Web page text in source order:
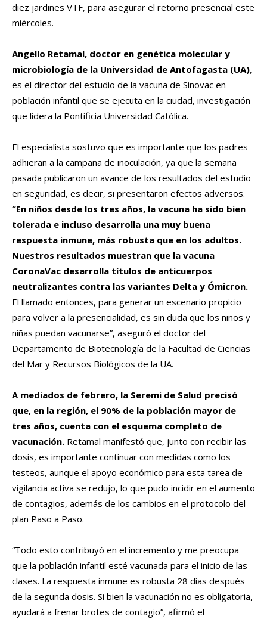
diez jardines VTF, para asegurar el retorno presencial este
miércoles.
Angello Retamal, doctor en genética molecular y
microbiología de la Universidad de Antofagasta (UA),
es el director del estudio de la vacuna de Sinovac en
población infantil que se ejecuta en la ciudad, investigación
que lidera la Pontificia Universidad Católica.
El especialista sostuvo que es importante que los padres
adhieran a la campaña de inoculación, ya que la semana
pasada publicaron un avance de los resultados del estudio
en seguridad, es decir, si presentaron efectos adversos.
“En niños desde los tres años, la vacuna ha sido bien
tolerada e incluso desarrolla una muy buena
respuesta inmune, más robusta que en los adultos.
Nuestros resultados muestran que la vacuna
CoronaVac desarrolla títulos de anticuerpos
neutralizantes contra las variantes Delta y Ómicron.
El llamado entonces, para generar un escenario propicio
para volver a la presencialidad, es sin duda que los niños y
niñas puedan vacunarse”, aseguró el doctor del
Departamento de Biotecnología de la Facultad de Ciencias
del Mar y Recursos Biológicos de la UA.
A mediados de febrero, la Seremi de Salud precisó
que, en la región, el 90% de la población mayor de
tres años, cuenta con el esquema completo de
vacunación. Retamal manifestó que, junto con recibir las
dosis, es importante continuar con medidas como los
testeos, aunque el apoyo económico para esta tarea de
vigilancia activa se redujo, lo que pudo incidir en el aumento
de contagios, además de los cambios en el protocolo del
plan Paso a Paso.
“Todo esto contribuyó en el incremento y me preocupa
que la población infantil esté vacunada para el inicio de las
clases. La respuesta inmune es robusta 28 días después
de la segunda dosis. Si bien la vacunación no es obligatoria,
ayudará a frenar brotes de contagio”, afirmó el